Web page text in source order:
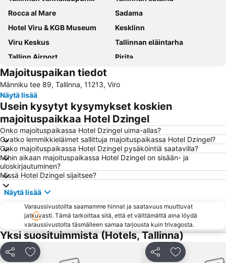
Rocca al Mare
Sadama
Hotel Viru & KGB Museum
Kesklinn
Viru Keskus
Tallinnan eläintarha
Tallinn Airport
Pirita
Lauluväljak
Mustamäe
Kadriorg
Kassisaba
Baltian rautatieasema
Pirita linnaosad
Lasnamäe
Haabersti
Põhja-Tallinn
Ülemiste
Nõmme
A. Le Coq Arena
Viron merenkulkumuseo
Juhkentali
Kopli
Town Hall Square
Lai
Peppersack
Pirita asum
Järve
Aleksanteri Nevskin katedraali
Vana-Mustamäe
Majoituspaikan tiedot
Männiku tee 89, Tallinna, 11213, Viro
Näytä lisää
Usein kysytyt kysymykset koskien
majoituspaikkaa Hotel Dzingel
Onko majoituspaikassa Hotel Dzingel uima-allas?
Ovatko lemmikkieläimet sallittuja majoituspaikassa Hotel Dzingel?
Onko majoituspaikassa Hotel Dzingel pysäköintiä saatavilla?
Mihin aikaan majoituspaikassa Hotel Dzingel on sisään- ja
uloskirjautuminen?
Missä Hotel Dzingel sijaitsee?
Näytä lisää
Varaussivustoilta saamamme hinnat ja saatavuus muuttuvat
jatkuvasti. Tämä tarkoittaa sitä, että et välttämättä aina löydä
varaussivustolta täsmälleen samaa tarjousta kuin trivagosta.
Yksi suosituimmista (Hotels, Tallinna)
Jaa Lisää suosikkeihin Jaa Lisää